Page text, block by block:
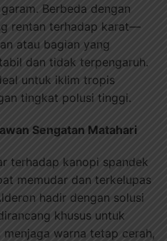
Berbeda dengan
rentan terhadap karat—
atau bagian yang
dan tidak terpengaruh.
untuk iklim tropis
tingkat polusi tinggi.
Sengatan Matahari
terhadap kanopi spandek
memudar dan terkelupas
hadir dengan solusi
khusus untuk
warna tetap cerah,